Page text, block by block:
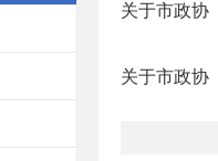
关于市政协
关于市政协